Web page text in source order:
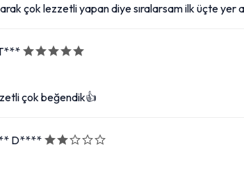
çok lezzetli yapan diye sıralarsam ilk üçte yer
çok beğendik👍
D****